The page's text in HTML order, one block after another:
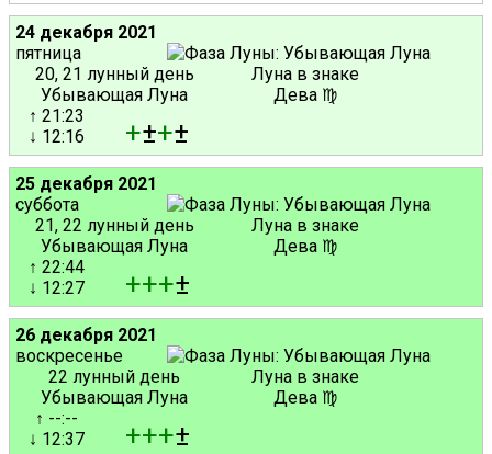
24 декабря 2021
пятница
20, 21 лунный день
Убывающая Луна
Луна в знаке
Дева ♍
↑ 21:23
↓ 12:16
+±+±
25 декабря 2021
суббота
21, 22 лунный день
Убывающая Луна
Луна в знаке
Дева ♍
↑ 22:44
↓ 12:27
+++±
26 декабря 2021
воскресенье
22 лунный день
Убывающая Луна
Луна в знаке
Дева ♍
↑ --:--
↓ 12:37
+++±